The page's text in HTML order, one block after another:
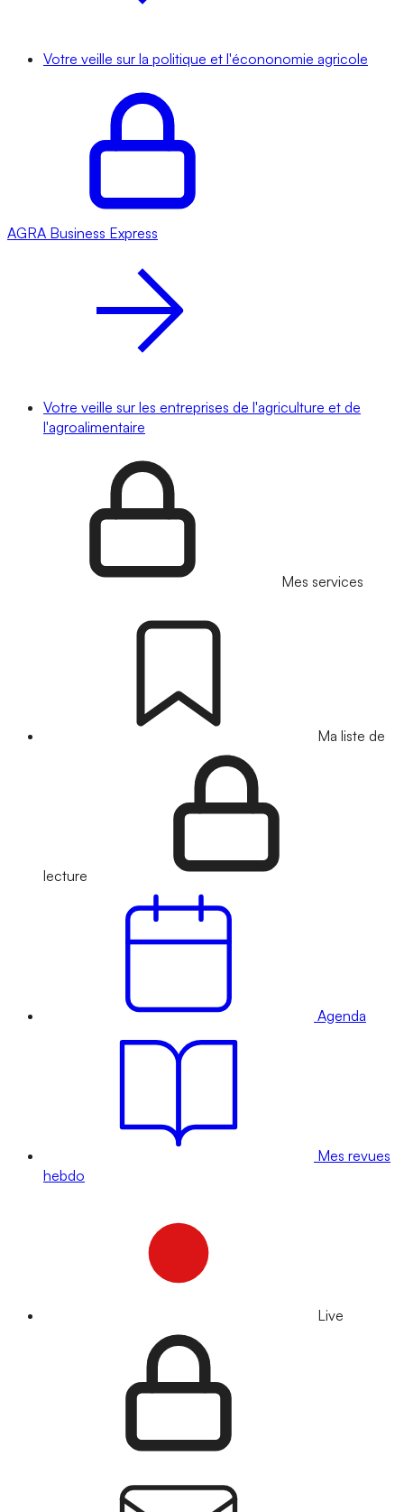
Votre veille sur la politique et l'écononomie agricole
AGRA Business Express
Votre veille sur les entreprises de l'agriculture et de
l'agroalimentaire
Mes services
Ma liste de
lecture
Agenda
Mes revues
hebdo
Live